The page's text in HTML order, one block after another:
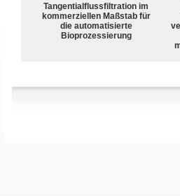
Tangentialflussfiltration im
kommerziellen Maßstab für
die automatisierte
Bioprozessierung